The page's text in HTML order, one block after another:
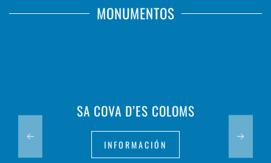
MONUMENTOS
SA COVA D’ES COLOMS
INFORMACIÓN